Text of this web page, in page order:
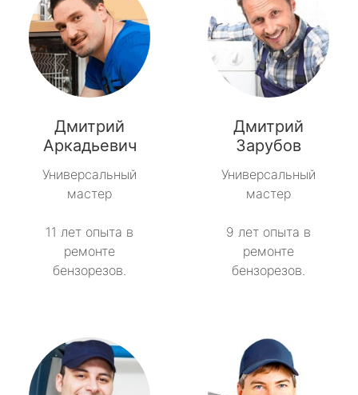
Дмитрий
Аркадьевич
Универсальный
мастер
11 лет опыта в
ремонте
бензорезов.
Дмитрий
Зарубов
Универсальный
мастер
9 лет опыта в
ремонте
бензорезов.